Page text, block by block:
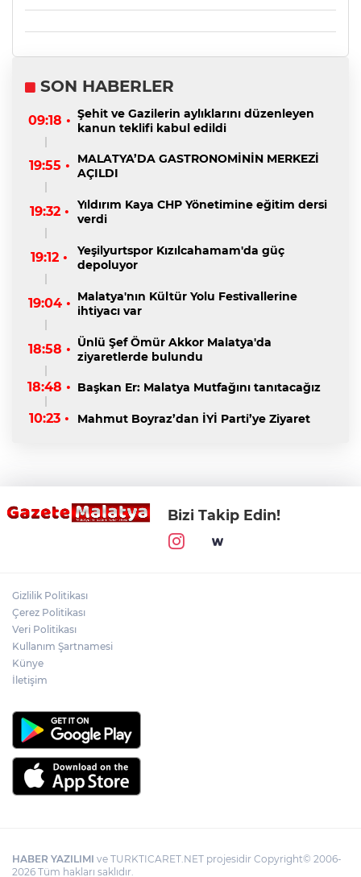
SON HABERLER
09:18 • Şehit ve Gazilerin aylıklarını düzenleyen
kanun teklifi kabul edildi
19:55 •
MALATYA’DA GASTRONOMİNİN MERKEZİ
AÇILDI
19:32 •
Yıldırım Kaya CHP Yönetimine eğitim dersi
verdi
19:12 •
Yeşilyurtspor Kızılcahamam'da güç
depoluyor
19:04 • Malatya'nın Kültür Yolu Festivallerine
ihtiyacı var
18:58 • Ünlü Şef Ömür Akkor Malatya'da
ziyaretlerde bulundu
18:48 • Başkan Er: Malatya Mutfağını tanıtacağız
10:23 • Mahmut Boyraz’dan İYİ Parti’ye Ziyaret
Bizi Takip Edin!
Gizlilik Politikası
Çerez Politikası
Veri Politikası
Kullanım Şartnamesi
Künye
İletişim
HABER YAZILIMI ve TURKTICARET.NET projesidir Copyright© 2006-
2026 Tüm hakları saklıdır.